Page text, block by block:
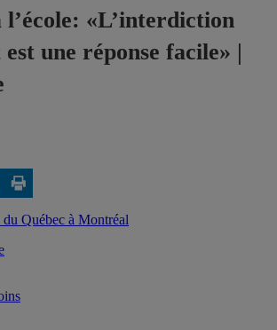
«L’interdiction
une réponse facile» |
Québec à Montréal